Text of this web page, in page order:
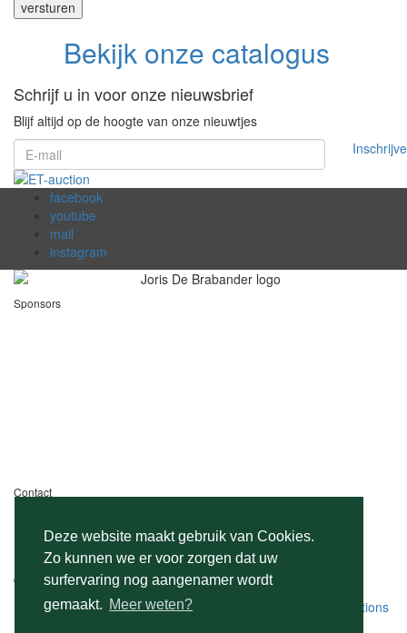
Deze website maakt gebruik van Cookies.
Zo kunnen we er voor zorgen dat uw
surfervaring nog aangenamer wordt
gemaakt. Meer weten?
Bekijk onze catalogus
Schrijf u in voor onze nieuwsbrief
Blijf altijd op de hoogte van onze nieuwtjes
facebook
youtube
mail
instagram
Sponsors
Contact
+32 (0) 3 777 78 27
info@jorisdebrabander.be
©Copyright 2026Joris De Brabander
Privacy Policy
Pweb Solutions